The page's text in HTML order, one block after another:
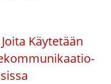
Käytetään